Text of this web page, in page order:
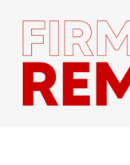
content